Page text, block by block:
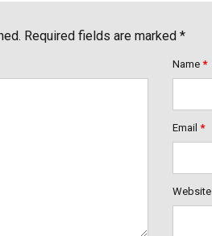
Required fields are marked *
Name *
Email *
Website